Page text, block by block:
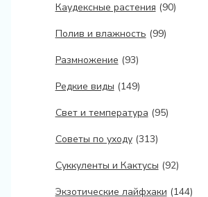
Каудексные растения (90)
Полив и влажность (99)
Размножение (93)
Редкие виды (149)
Свет и температура (95)
Советы по уходу(313)
Суккуленты и Кактусы (92)
Экзотические лайфхаки (144)